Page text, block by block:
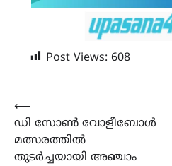
Post Views: 608
Post
navigation
⟵
ഡി സോൺ വോളീബോൾ
മത്സരത്തിൽ
തുടർച്ചയായി അഞ്ചാം